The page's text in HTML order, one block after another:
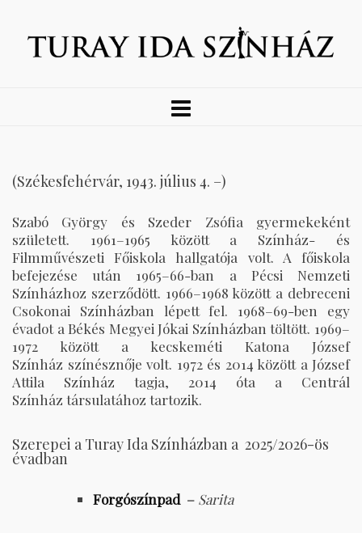
(Székesfehérvár, 1943. július 4. –)
Szabó György és Szeder Zsófia gyermekeként
született. 1961–1965 között a Színház- és
Filmművészeti Főiskola hallgatója volt. A főiskola
befejezése után 1965–66-ban a Pécsi Nemzeti
Színházhoz szerződött. 1966–1968 között a debreceni
Csokonai Színházban lépett fel. 1968–69-ben egy
évadot a Békés Megyei Jókai Színházban töltött. 1969–
1972 között a kecskeméti Katona József
Színház színésznője volt. 1972 és 2014 között a József
Attila Színház tagja, 2014 óta a Centrál
Színház társulatához tartozik.
Szerepei a Turay Ida Színházban a 2025/2026-ös
évadban
Forgószínpad – Sarita